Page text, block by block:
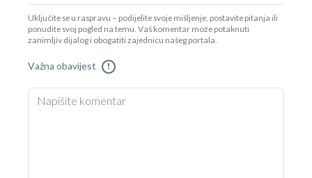
Uključite se u raspravu – podijelite svoje mišljenje, postavite pitanja ili
ponudite svoj pogled na temu. Vaš komentar može potaknuti
zanimljiv dijalog i obogatiti zajednicu našeg portala.
Važna obavijest !